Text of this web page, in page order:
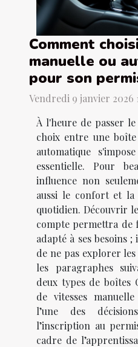
Comment
manuelle ou
pour son
Vendredi 9 janvier 2026
À l'heure de passer
choix entre une
automatique
essentielle. Pour
influence non
aussi le confort et
quotidien. Découvrir
compte permettra de
adapté à ses besoins
de ne pas explorer
les paragraphes
deux types de boîtes
de vitesses
l’une des
l’inscription au
cadre de